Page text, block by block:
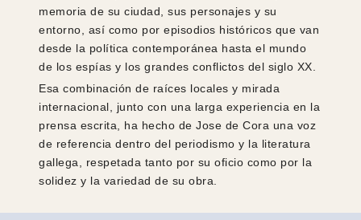
memoria de su ciudad, sus personajes y su
entorno, así como por episodios históricos que van
desde la política contemporánea hasta el mundo
de los espías y los grandes conflictos del siglo XX.
Esa combinación de raíces locales y mirada
internacional, junto con una larga experiencia en la
prensa escrita, ha hecho de Jose de Cora una voz
de referencia dentro del periodismo y la literatura
gallega, respetada tanto por su oficio como por la
solidez y la variedad de su obra.